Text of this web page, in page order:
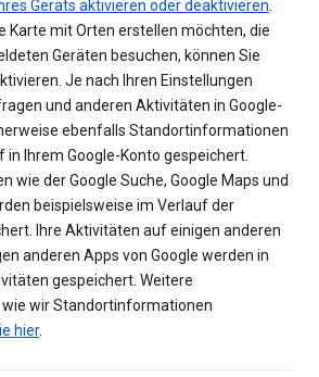
Geräts aktivieren oder deaktivieren
Karte mit Orten erstellen möchten, die
Geräten besuchen, können Sie
Je nach Ihren Einstellungen
und anderen Aktivitäten in Google-
ebenfalls Standortinformationen
Ihrem Google-Konto gespeichert.
wie der Google Suche, Google Maps und
beispielsweise im Verlauf der
Ihre Aktivitäten auf einigen anderen
anderen Apps von Google werden in
gespeichert. Weitere
wir Standortinformationen
hier.